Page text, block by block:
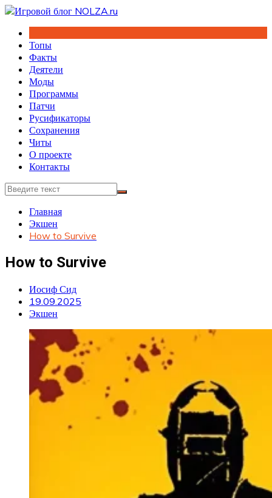
Перейти
содержимому
Топы
Факты
Деятели
Моды
Программы
Патчи
Русификаторы
Сохранения
Читы
О проекте
Контакты
Главная
Экшен
How to Survive
How to Survive
Иосиф Сид
19.09.2025
Экшен